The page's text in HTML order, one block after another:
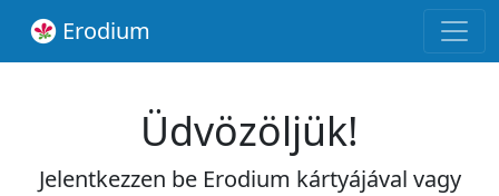
Erodium
Üdvözöljük!
Jelentkezzen be Erodium kártyájával vagy